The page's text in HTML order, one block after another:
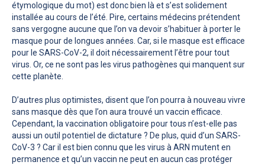
étymologique du mot) est donc bien là et s’est solidement
installée au cours de l’été. Pire, certains médecins prétendent
sans vergogne aucune que l’on va devoir s’habituer à porter le
masque pour de longues années. Car, si le masque est efficace
pour le SARS-CoV-2, il doit nécessairement l’être pour tout
virus. Or, ce ne sont pas les virus pathogènes qui manquent sur
cette planète.
D’autres plus optimistes, disent que l’on pourra à nouveau vivre
sans masque dès que l’on aura trouvé un vaccin efficace.
Cependant, la vaccination obligatoire pour tous n’est-elle pas
aussi un outil potentiel de dictature ? De plus, quid d’un SARS-
CoV-3 ? Car il est bien connu que les virus à ARN mutent en
permanence et qu’un vaccin ne peut en aucun cas protéger